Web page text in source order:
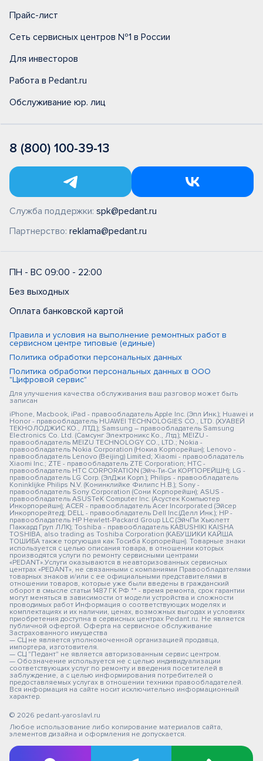
Прайс-лист
Сеть сервисных центров №1 в России
Для инвесторов
Работа в Pedant.ru
Обслуживание юр. лиц
8 (800) 100-39-13
Служба поддержки: spk@pedant.ru
Партнерство: reklama@pedant.ru
ПН - ВС 09:00 - 22:00
Без выходных
Оплата банковской картой
Правила и условия на выполнение ремонтных работ в
сервисном центре типовые (единые)
Политика обработки персональных данных
Политика обработки персональных данных в ООО
"Цифровой сервис"
Для улучшения качества обслуживания ваш разговор может быть
записан
iPhone, Macbook, iPad - правообладатель Apple Inc. (Эпл Инк.); Huawei и
Honor - правообладатель HUAWEI TECHNOLOGIES CO., LTD. (ХУАВЕЙ
ТЕКНОЛОДЖИС КО., ЛТД.); Samsung – правообладатель Samsung
Electronics Co. Ltd. (Самсунг Электроникс Ко., Лтд.); MEIZU -
правообладатель MEIZU TECHNOLOGY CO., LTD.; Nokia -
правообладатель Nokia Corporation (Нокиа Корпорейшн); Lenovo -
правообладатель Lenovo (Beijing) Limited; Xiaomi - правообладатель
Xiaomi Inc.; ZTE - правообладатель ZTE Corporation; HTC -
правообладатель HTC CORPORATION (Эйч-Ти-Си КОРПОРЕЙШН); LG -
правообладатель LG Corp. (ЭлДжи Корп.); Philips - правообладатель
Koninklijke Philips N.V. (Конинклийке Филипс Н.В.); Sony -
правообладатель Sony Corporation (Сони Корпорейшн); ASUS -
правообладатель ASUSTeK Computer Inc. (Асустек Компьютер
Инкорпорейшн); ACER - правообладатель Acer Incorporated (Эйсер
Инкорпорейтед); DELL - правообладатель Dell Inc.(Делл Инк.); HP -
правообладатель HP Hewlett-Packard Group LLC (ЭйчПи Хьюлетт
Паккард Груп ЛЛК); Toshiba - правообладатель KABUSHIKI KAISHA
TOSHIBA, also trading as Toshiba Corporation (КАБУШИКИ КАЙША
ТОШИБА также торгующая как Тосиба Корпорейшн). Товарные знаки
используется с целью описания товара, в отношении которых
производятся услуги по ремонту сервисными центрами
«PEDANT».Услуги оказываются в неавторизованных сервисных
центрах «PEDANT», не связанными с компаниями Правообладателями
товарных знаков и/или с ее официальными представителями в
отношении товаров, которые уже были введены в гражданский
оборот в смысле статьи 1487 ГК РФ ** - время ремонта, срок гарантии
могут меняться в зависимости от модели устройства и сложности
проводимых работ Информация о соответствующих моделях и
комплектациях и их наличии, ценах, возможных выгодах и условиях
приобретения доступна в сервисных центрах Pedant.ru. Не является
публичной офертой. Оферта на сервисное обслуживание
Застрахованного имущества
— СЦ не является уполномоченной организацией продавца,
импортера, изготовителя.
— СЦ "Педант" не является авторизованным сервис центром.
— Обозначение используется не с целью индивидуализации
соответствующих услуг по ремонту и введения посетителей в
заблуждение, а с целью информирования потребителей о
предоставляемых услугах в отношении техники правообладателей.
Вся информация на сайте носит исключительно информационный
характер.
© 2026 pedant-yaroslavl.ru
Любое использование либо копирование материалов сайта,
элементов дизайна и оформления не допускается.